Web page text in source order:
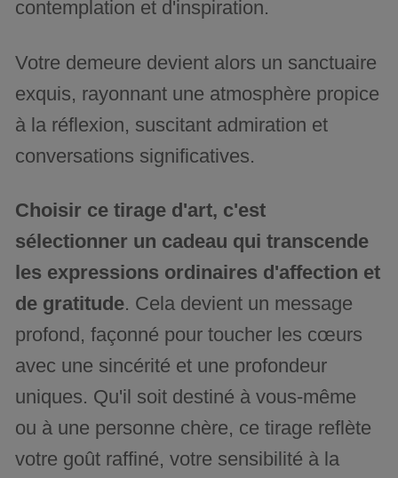
contemplation et d'inspiration.
Votre demeure devient alors un sanctuaire
exquis, rayonnant une atmosphère propice
à la réflexion, suscitant admiration et
conversations significatives.
Choisir ce tirage d'art, c'est
sélectionner un cadeau qui transcende
les expressions ordinaires d'affection et
de gratitude. Cela devient un message
profond, façonné pour toucher les cœurs
avec une sincérité et une profondeur
uniques. Qu'il soit destiné à vous-même
ou à une personne chère, ce tirage reflète
votre goût raffiné, votre sensibilité à la